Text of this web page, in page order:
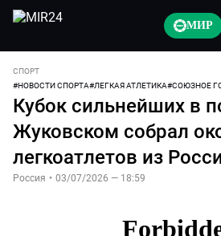
МИР
СПОРТ
#НОВОСТИ СПОРТА#ЛЕГКАЯ АТЛЕТИКА#СОЮЗНОЕ
Кубок сильнейших в
Жуковском собрал
легкоатлетов из
Россия • 03/07/2026 — 18:59